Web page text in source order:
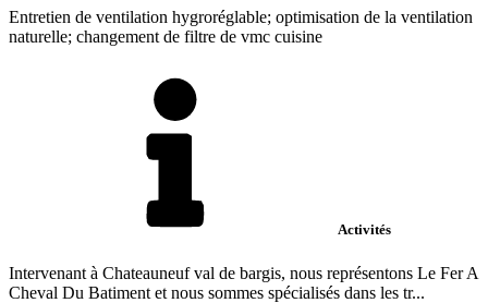
Entretien de ventilation hygroréglable; optimisation de la ventilation
naturelle; changement de filtre de vmc cuisine
Activités
Intervenant à Chateauneuf val de bargis, nous représentons Le Fer A
Cheval Du Batiment et nous sommes spécialisés dans les tr...